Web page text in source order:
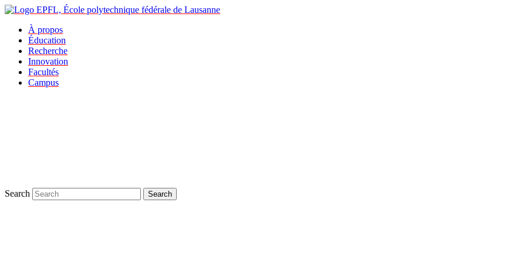
À propos
Éducation
Recherche
Innovation
Facultés
Campus
Search Search